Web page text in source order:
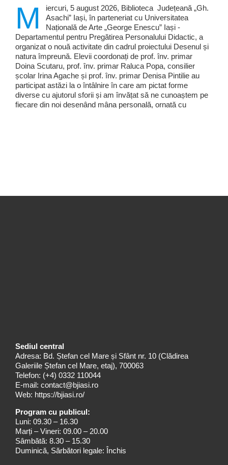
M
iercuri, 5 august 2026, Biblioteca Județeană „Gh.
Asachi” Iași, în parteneriat cu Universitatea
Națională de Arte „George Enescu” Iași -
Departamentul pentru Pregătirea Personalului Didactic, a
organizat o nouă activitate din cadrul proiectului Desenul și
natura împreună. Elevii coordonați de prof. înv. primar
Doina Scutaru, prof. înv. primar Raluca Popa, consilier
școlar Irina Agache și prof. înv. primar Denisa Pintilie au
participat astăzi la o întâlnire în care am pictat forme
diverse cu ajutorul sforii și am învățat să ne cunoaștem pe
fiecare din noi desenând mâna personală, ornată cu
Sediul central
Adresa: Bd. Ștefan cel Mare și Sfânt nr. 10 (Clădirea
Galeriile Ștefan cel Mare, etaj), 700063
Telefon: (+4) 0332 110044
E-mail: contact@bjiasi.ro
Web: https://bjiasi.ro/
Program cu publicul:
Luni: 09.30 – 16.30
Marți – Vineri: 09.00 – 20.00
Sâmbătă: 8.30 – 15.30
Duminică, Sărbători legale: Închis